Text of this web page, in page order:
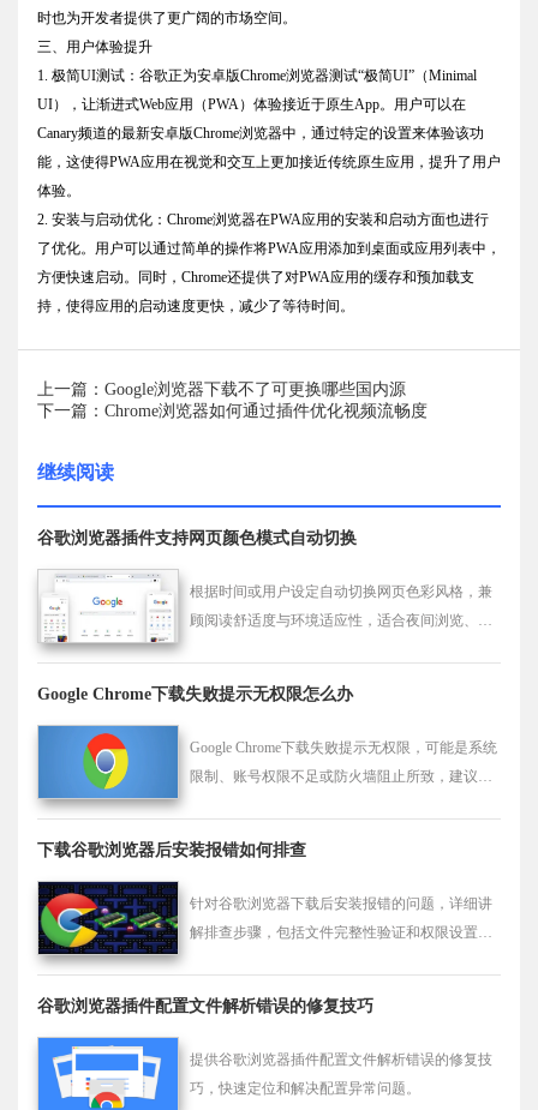
时也为开发者提供了更广阔的市场空间。
三、用户体验提升
1. 极简UI测试：谷歌正为安卓版Chrome浏览器测试“极简UI”（Minimal
UI），让渐进式Web应用（PWA）体验接近于原生App。用户可以在
Canary频道的最新安卓版Chrome浏览器中，通过特定的设置来体验该功
能，这使得PWA应用在视觉和交互上更加接近传统原生应用，提升了用户
体验。
2. 安装与启动优化：Chrome浏览器在PWA应用的安装和启动方面也进行
了优化。用户可以通过简单的操作将PWA应用添加到桌面或应用列表中，
方便快速启动。同时，Chrome还提供了对PWA应用的缓存和预加载支
持，使得应用的启动速度更快，减少了等待时间。
上一篇：Google浏览器下载不了可更换哪些国内源
下一篇：Chrome浏览器如何通过插件优化视频流畅度
继续阅读
谷歌浏览器插件支持网页颜色模式自动切换
根据时间或用户设定自动切换网页色彩风格，兼
顾阅读舒适度与环境适应性，适合夜间浏览、日
Google Chrome下载失败提示无权限怎么办
Google Chrome下载失败提示无权限，可能是系统
限制、账号权限不足或防火墙阻止所致，建议以
下载谷歌浏览器后安装报错如何排查
针对谷歌浏览器下载后安装报错的问题，详细讲
解排查步骤，包括文件完整性验证和权限设置，
谷歌浏览器插件配置文件解析错误的修复技巧
提供谷歌浏览器插件配置文件解析错误的修复技
巧，快速定位和解决配置异常问题。